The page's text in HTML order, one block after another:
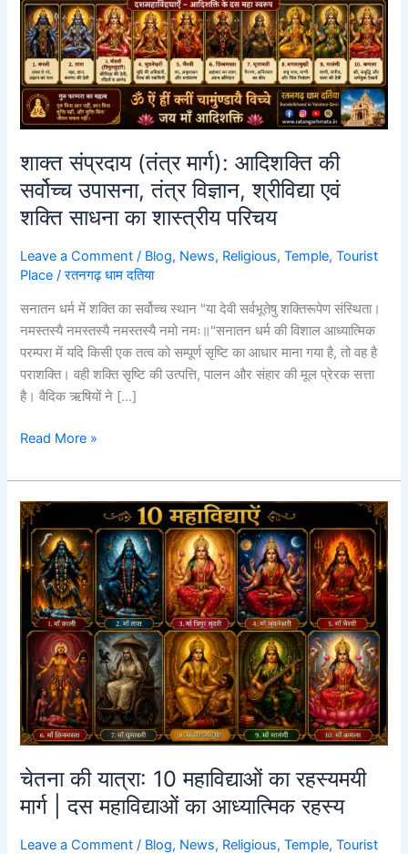
शाक्त संप्रदाय (तंत्र मार्ग): आदिशक्ति की
सर्वोच्च उपासना, तंत्र विज्ञान, श्रीविद्या एवं
शक्ति साधना का शास्त्रीय परिचय
Leave a Comment / Blog, News, Religious,Temple,Tourist
Place /रतनगढ़ धाम दतिया
सनातन धर्म में शक्ति का सर्वोच्च स्थान "या देवी सर्वभूतेषु शक्तिरूपेण संस्थिता।
नमस्तस्यै नमस्तस्यै नमस्तस्यै नमो नमः॥"सनातन धर्म की विशाल आध्यात्मिक
परम्परा में यदि किसी एक तत्व को सम्पूर्ण सृष्टि का आधार माना गया है, तो वह है
पराशक्ति। वही शक्ति सृष्टि की उत्पत्ति, पालन और संहार की मूल प्रेरक सत्ता
है। वैदिक ऋषियों ने […]
एवं
शक्ति
साधना
का
शास्त्रीय
परिचय
Read More »
चेतना की यात्रा: 10 महाविद्याओं का रहस्यमयी
मार्ग | दस महाविद्याओं का आध्यात्मिक रहस्य
Leave a Comment / Blog, News, Religious,Temple,Tourist
चेतना
की
यात्रा:
10
महाविद्याओं
का
रहस्यमयी
मार्ग
दस
महाविद्याओं
आध्यात्मिक
रहस्य